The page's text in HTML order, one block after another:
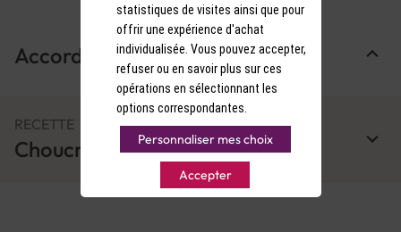
Accords Mets & Vins
RECETTE
Choucroute
statistiques de visites ainsi que pour
offrir une expérience d'achat
individualisée. Vous pouvez accepter,
refuser ou en savoir plus sur ces
opérations en sélectionnant les
options correspondantes.
Personnaliser mes choix
Accepter